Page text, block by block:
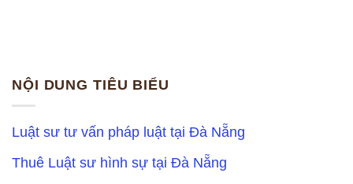
NỘI DUNG TIÊU BIỂU
Luật sư tư vấn pháp luật tại Đà Nẵng
Thuê Luật sư hình sự tại Đà Nẵng